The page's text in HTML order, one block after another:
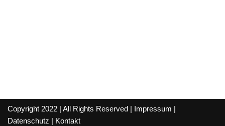
Copyright 2022 | All Rights Reserved | Impressum |
Datenschutz | Kontakt